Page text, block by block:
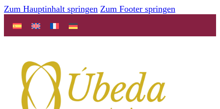
Zum Hauptinhalt springen Zum Footer springen